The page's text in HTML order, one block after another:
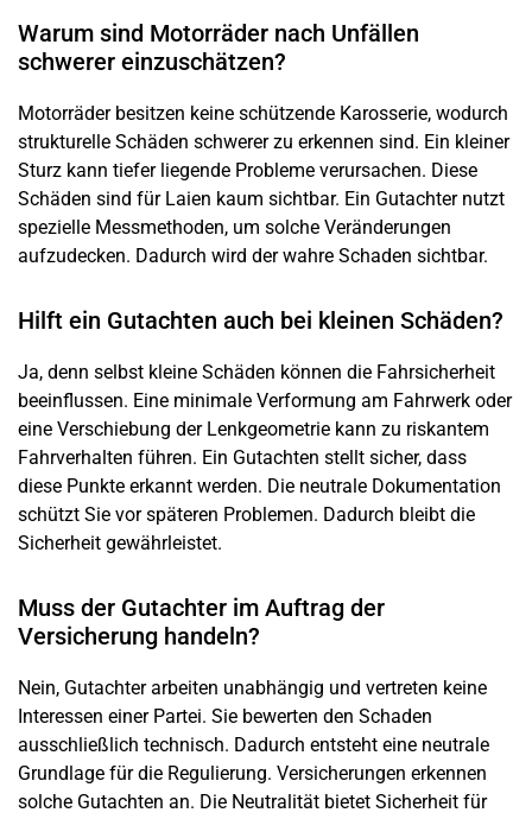
Warum sind Motorräder nach Unfällen
schwerer einzuschätzen?
Motorräder besitzen keine schützende Karosserie, wodurch
strukturelle Schäden schwerer zu erkennen sind. Ein kleiner
Sturz kann tiefer liegende Probleme verursachen. Diese
Schäden sind für Laien kaum sichtbar. Ein Gutachter nutzt
spezielle Messmethoden, um solche Veränderungen
aufzudecken. Dadurch wird der wahre Schaden sichtbar.
Hilft ein Gutachten auch bei kleinen Schäden?
Ja, denn selbst kleine Schäden können die Fahrsicherheit
beeinflussen. Eine minimale Verformung am Fahrwerk oder
eine Verschiebung der Lenkgeometrie kann zu riskantem
Fahrverhalten führen. Ein Gutachten stellt sicher, dass
diese Punkte erkannt werden. Die neutrale Dokumentation
schützt Sie vor späteren Problemen. Dadurch bleibt die
Sicherheit gewährleistet.
Muss der Gutachter im Auftrag der
Versicherung handeln?
Nein, Gutachter arbeiten unabhängig und vertreten keine
Interessen einer Partei. Sie bewerten den Schaden
ausschließlich technisch. Dadurch entsteht eine neutrale
Grundlage für die Regulierung. Versicherungen erkennen
solche Gutachten an. Die Neutralität bietet Sicherheit für